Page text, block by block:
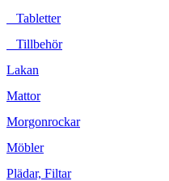
Tabletter
Tillbehör
Lakan
Mattor
Morgonrockar
Möbler
Plädar, Filtar